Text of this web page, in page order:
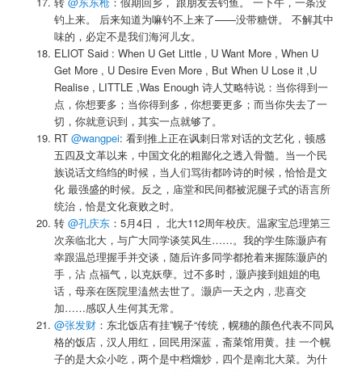
钓上来。 后来知道为嘛钓不上来了——没带糖饼。 不解其中
味的，必定不是我们海河儿女。
ELIOT Said : When U Get Little , U Want More , When U
Get More , U Desire Even More , But When U Lose it ,U
Realise , LITTLE ,Was Enough 诗人艾略特说：当你得到一
点，你想要多；当你得到多，你想要更多；而当你失去了一
切，你就意识到，其实一点就够了。
RT @wangpei: 看到推上正在讽刺日常对话的文艺化，顿感
五四及文革以来，中国文化的粗鄙化之透入骨髓。当一个民
族说话文绉绉的时候，当人们骂街都吟诗的时候，恰恰是文
化 最强盛的时候。反之，庙堂和民间都被泥腿子式的语言所
统治，恰是文化衰败之时。
转 @孔庆东：5月4日， 北大112周年校庆。温家宝总理第三
次亲临北大，与广大同学谈笑风生……。我的学生陈灏庐有
幸跟温总理握手并交谈，随后许多同学都抢着来握陈灏庐的
手，沾 点福气，以克妖孽。过不多时，灏庐接到姐姐的电
话，母亲在医院里溘然去世了。灏庐一天之内，悲喜交
加……感叹人生何其无常。
@张发财：东北饭店有挂”幌子“传统，幌穗的颜色代表不同风
格的饭店，汉人用红，回民用深蓝，斋菜馆用黄。挂 一个幌
子的是大众小吃，两个是中档熘炒，四个是南北大菜。为什